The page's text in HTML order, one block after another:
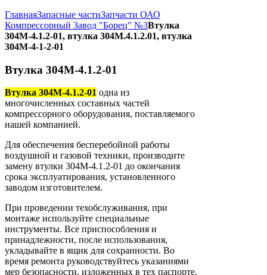
ГлавнаяЗапасные частиЗапчасти ОАО
Компрессорный Завод "Борец" №3Втулка
304М-4.1.2-01, втулка 304М.4.1.2.01, втулка
304М-4-1-2-01
Втулка 304М-4.1.2-01
Втулка 304М-4.1.2-01 одна из
многочисленных составных частей
компрессорного оборудования, поставляемого
нашей компанией.
Для обеспечения бесперебойной работы
воздушной и газовой техники, производите
замену втулки 304М-4.1.2-01 до окончания
срока эксплуатирования, установленного
заводом изготовителем.
При проведении техобслуживания, при
монтаже используйте специальные
инструменты. Все приспособления и
принадлежности, после использования,
укладывайте в ящик для сохранности. Во
время ремонта руководствуйтесь указаниями
мер безопасности, изложенных в тех паспорте.